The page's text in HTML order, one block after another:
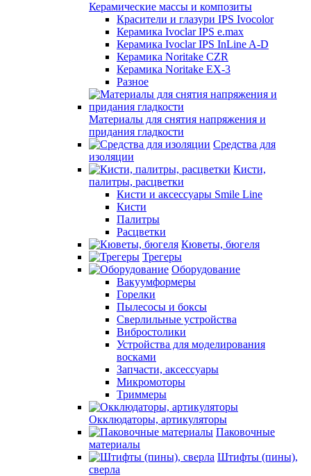
Керамические массы и композиты
Красители и глазури IPS Ivocolor
Керамика Ivoclar IPS e.max
Керамика Ivoclar IPS InLine A-D
Керамика Noritake CZR
Керамика Noritake EX-3
Разное
Материалы для снятия напряжения и
придания гладкости
Средства для
изоляции
Кисти,
палитры, расцветки
Кисти и аксессуары Smile Line
Кисти
Палитры
Расцветки
Кюветы, бюгеля
Трегеры
Оборудование
Вакуумформеры
Горелки
Пылесосы и боксы
Сверлильные устройства
Вибростолики
Устройства для моделирования
восками
Запчасти, аксессуары
Микромоторы
Триммеры
Окклюдаторы, артикуляторы
Паковочные
материалы
Штифты (пины),
сверла